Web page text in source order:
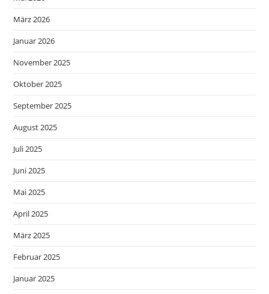
März 2026
Januar 2026
November 2025
Oktober 2025
September 2025
August 2025
Juli 2025
Juni 2025
Mai 2025
April 2025
März 2025
Februar 2025
Januar 2025